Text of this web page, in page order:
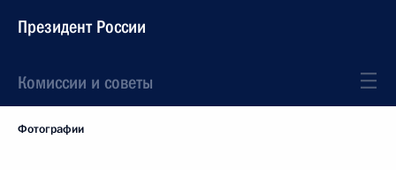
Президент России
Комиссии и советы
Фотографии